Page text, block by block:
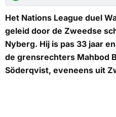
Het Nations League duel
geleid door de Zweedse
Nyberg. Hij is pas 33 jaar
de grensrechters Mahbod
Söderqvist, eveneens uit